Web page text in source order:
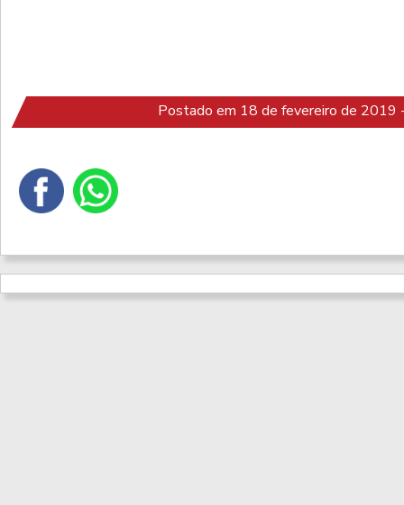
Postado em 18 de fevereiro de 2019